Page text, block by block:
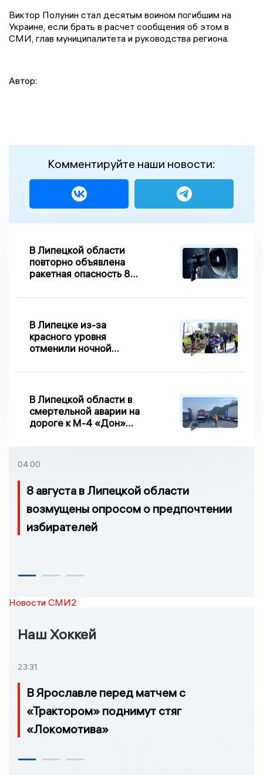
Виктор Полунин стал десятым воином погибшим на
Украине, если брать в расчет сообщения об этом в
СМИ, глав муниципалитета и руководства региона.
Автор:
Комментируйте наши новости:
В Липецкой области
повторно объявлена
ракетная опасность 8
В Липецке из-за
красного уровня
отменили ночной
В Липецкой области в
смертельной аварии на
дороге к М-4 «Дон»
04:00
8 августа в Липецкой области
возмущены опросом о предпочтении
избирателей
Новости СМИ2
Наш Хоккей
23:31
В Ярославле перед матчем с
«Трактором» поднимут стяг
«Локомотива»